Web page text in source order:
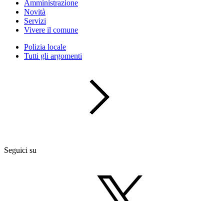
Amministrazione
Novità
Servizi
Vivere il comune
Polizia locale
Tutti gli argomenti
Seguici su